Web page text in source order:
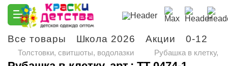
Все товары Школа 2026 Акции 0-12
Толстовки, свитшоты, водолазки Рубашка в клетку,